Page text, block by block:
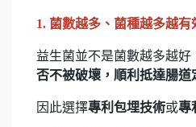
1. 菌數越多、菌種越多越有
益生菌並不是菌數越多越好
否不被破壞，順利抵達腸道
因此選擇專利包埋技術或專